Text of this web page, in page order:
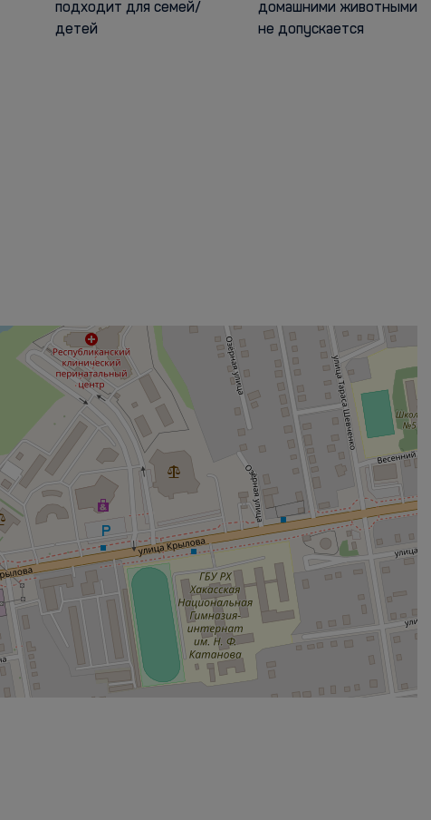
подходит для семей/
детей
домашними животными
не допускается